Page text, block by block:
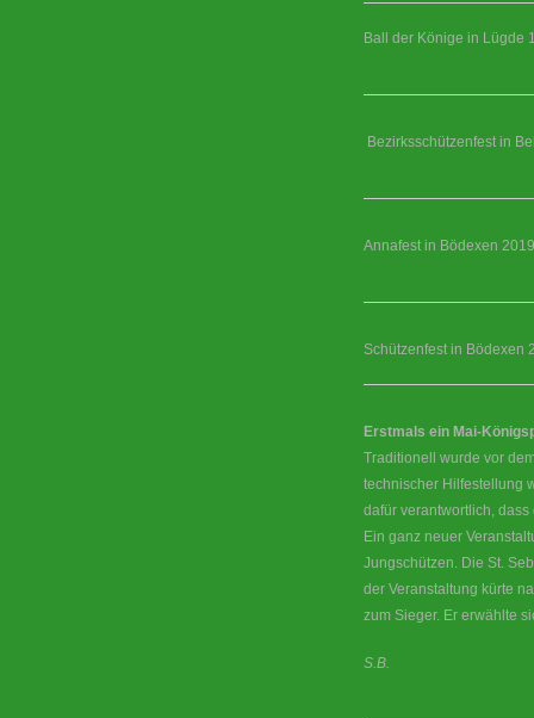
Ball der Könige in Lügde
Bezirksschützenfest in
Annafest in Bödexen 2019
Schützenfest in Bödexen
Erstmals ein Mai-
Traditionell wurde vor
technischer Hilfestellung
dafür verantwortlich,
Ein ganz neuer
Jungschützen. Die St.
der Veranstaltung kürte
zum Sieger. Er erwählte
S.B.